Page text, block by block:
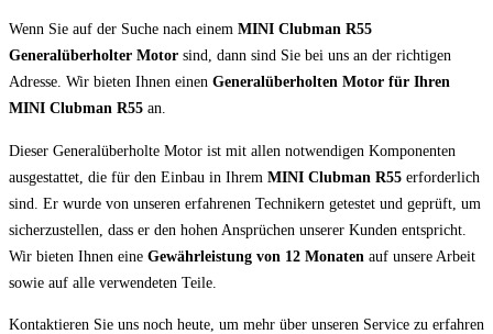
Wenn Sie auf der Suche nach einem MINI Clubman R55
Generalüberholter Motor sind, dann sind Sie bei uns an der richtigen
Adresse. Wir bieten Ihnen einen Generalüberholten Motor für Ihren
MINI Clubman R55 an.
Dieser Generalüberholte Motor ist mit allen notwendigen Komponenten
ausgestattet, die für den Einbau in Ihrem MINI Clubman R55 erforderlich
sind. Er wurde von unseren erfahrenen Technikern getestet und geprüft, um
sicherzustellen, dass er den hohen Ansprüchen unserer Kunden entspricht.
Wir bieten Ihnen eine Gewährleistung von 12 Monaten auf unsere Arbeit
sowie auf alle verwendeten Teile.
Kontaktieren Sie uns noch heute, um mehr über unseren Service zu erfahren